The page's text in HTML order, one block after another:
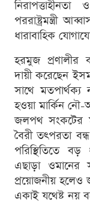
পররাষ্ট্রমন্ত্রী
ধারাবাহিক
হরমুজ প্রণালীর
দায়ী করেছেন
সাথে
হওয়া মার্কিন
জলপথ সংকটের
বৈরী তৎপরতা
পরিস্থিতিতে
এছাড়া ওমানের
প্রয়োজনীয় হলেও
একাই যথেষ্ট নয়